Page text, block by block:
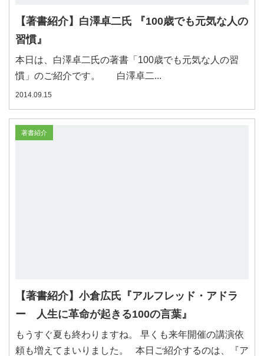
【著書紹介】白澤卓二氏 『100歳でも元気な人の
習慣』
本日は、白澤卓二氏の著書「100歳でも元気な人の習
慣」のご紹介です。 白澤卓二...
2014.09.15
著書紹介
【著書紹介】小倉広氏『アルフレッド・アドラ
ー 人生に革命が起きる100の言葉』
もうすぐ夏も終わりますね。 早くも来年開催の講演依
頼も増えてまいりました。 本日ご紹介するのは、『ア